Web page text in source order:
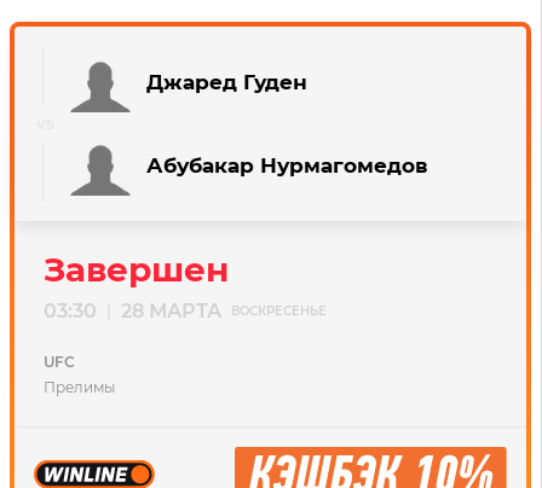
Джаред Гуден
Абубакар Нурмагомедов
Завершен
03:30 28 МАРТА ВОСКРЕСЕНЬЕ
UFC
Прелимы